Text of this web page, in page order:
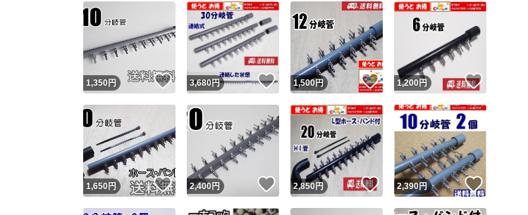
1,350円 いいね！
3,680円 いいね！
1,500円 いいね！
1,200 円
1,650円 いいね！
2,400円 いいね！
2,850円 いいね！
2,390円